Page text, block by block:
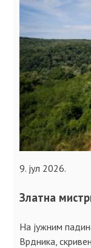
9. јул 2026.
Златна
На јужним
Врдника,